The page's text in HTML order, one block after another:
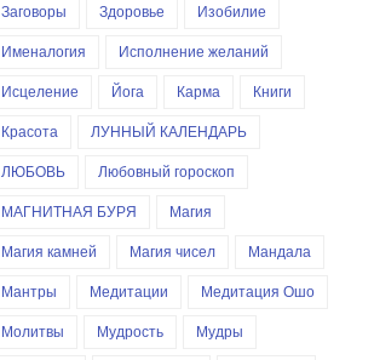
Заговоры
Здоровье
Изобилие
Именалогия
Исполнение желаний
Исцеление
Йога Карма
Книги
Красота
ЛУННЫЙ КАЛЕНДАРЬ
ЛЮБОВЬ
Любовный гороскоп
МАГНИТНАЯ БУРЯ
Магия
Магия камней
Магия чисел
Мандала
Мантры
Медитации
Медитация Ошо
Молитвы
Мудрость
Мудры